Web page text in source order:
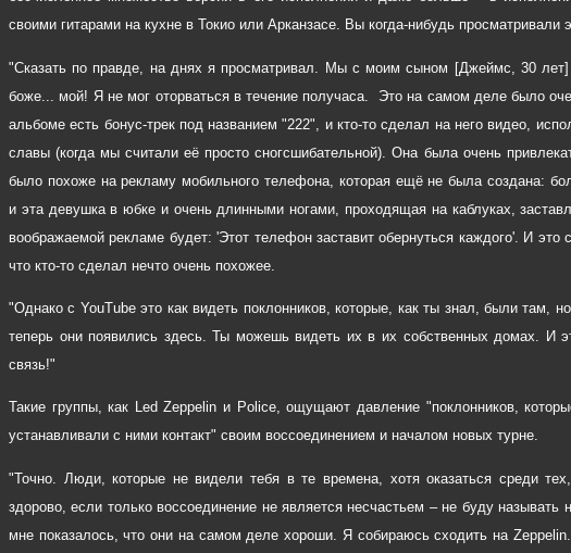
своими гитарами на кухне в Токио или Арканзасе. Вы когда-нибудь просматривали
"Сказать по правде, на днях я просматривал. Мы с моим сыном [Джеймс, 30
боже... мой! Я не мог оторваться в течение получаса. Это на самом деле было
альбоме есть бонус-трек под названием "222", и кто-то сделал на него видео,
славы (когда мы считали её просто сногсшибательной). Она была очень
было похоже на рекламу мобильного телефона, которая ещё не была создана:
и эта девушка в юбке и очень длинными ногами, проходящая на каблуках,
воображаемой рекламе будет: 'Этот телефон заставит обернуться каждого'. И
что кто-то сделал нечто очень похожее.
"Однако с YouTube это как видеть поклонников, которые, как ты знал, были там,
теперь они появились здесь. Ты можешь видеть их в их собственных домах. И
связь!"
Такие группы, как Led Zeppelin и Police, ощущают давление "поклонников,
устанавливали с ними контакт" своим воссоединением и началом новых турне.
"Точно. Люди, которые не видели тебя в те времена, хотя оказаться среди
здорово, если только воссоединение не является несчастьем – не буду
мне показалось, что они на самом деле хороши. Я собираюсь сходить на